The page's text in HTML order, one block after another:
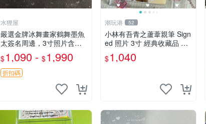
水狸屋
嚴選金牌冰舞畫家鶴舞墨魚
太簽名周邊，3寸照片含原
裝卡磚。收藏自用，面簽確
保證實。 冰舞 簽名 周邊
$1,090 - $1,990
折扣碼
潮玩港 52
小林有吾青之蘆葦親筆 Sign
ed 照片 3寸 經典收藏品 青
之蘆葦限量版 周邊 相框裝
裱 青之蘆葦 簽名照 小林有
$1,040